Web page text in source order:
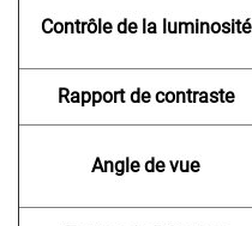
Contrôle de la luminosité
Rapport de contraste
Angle de vue